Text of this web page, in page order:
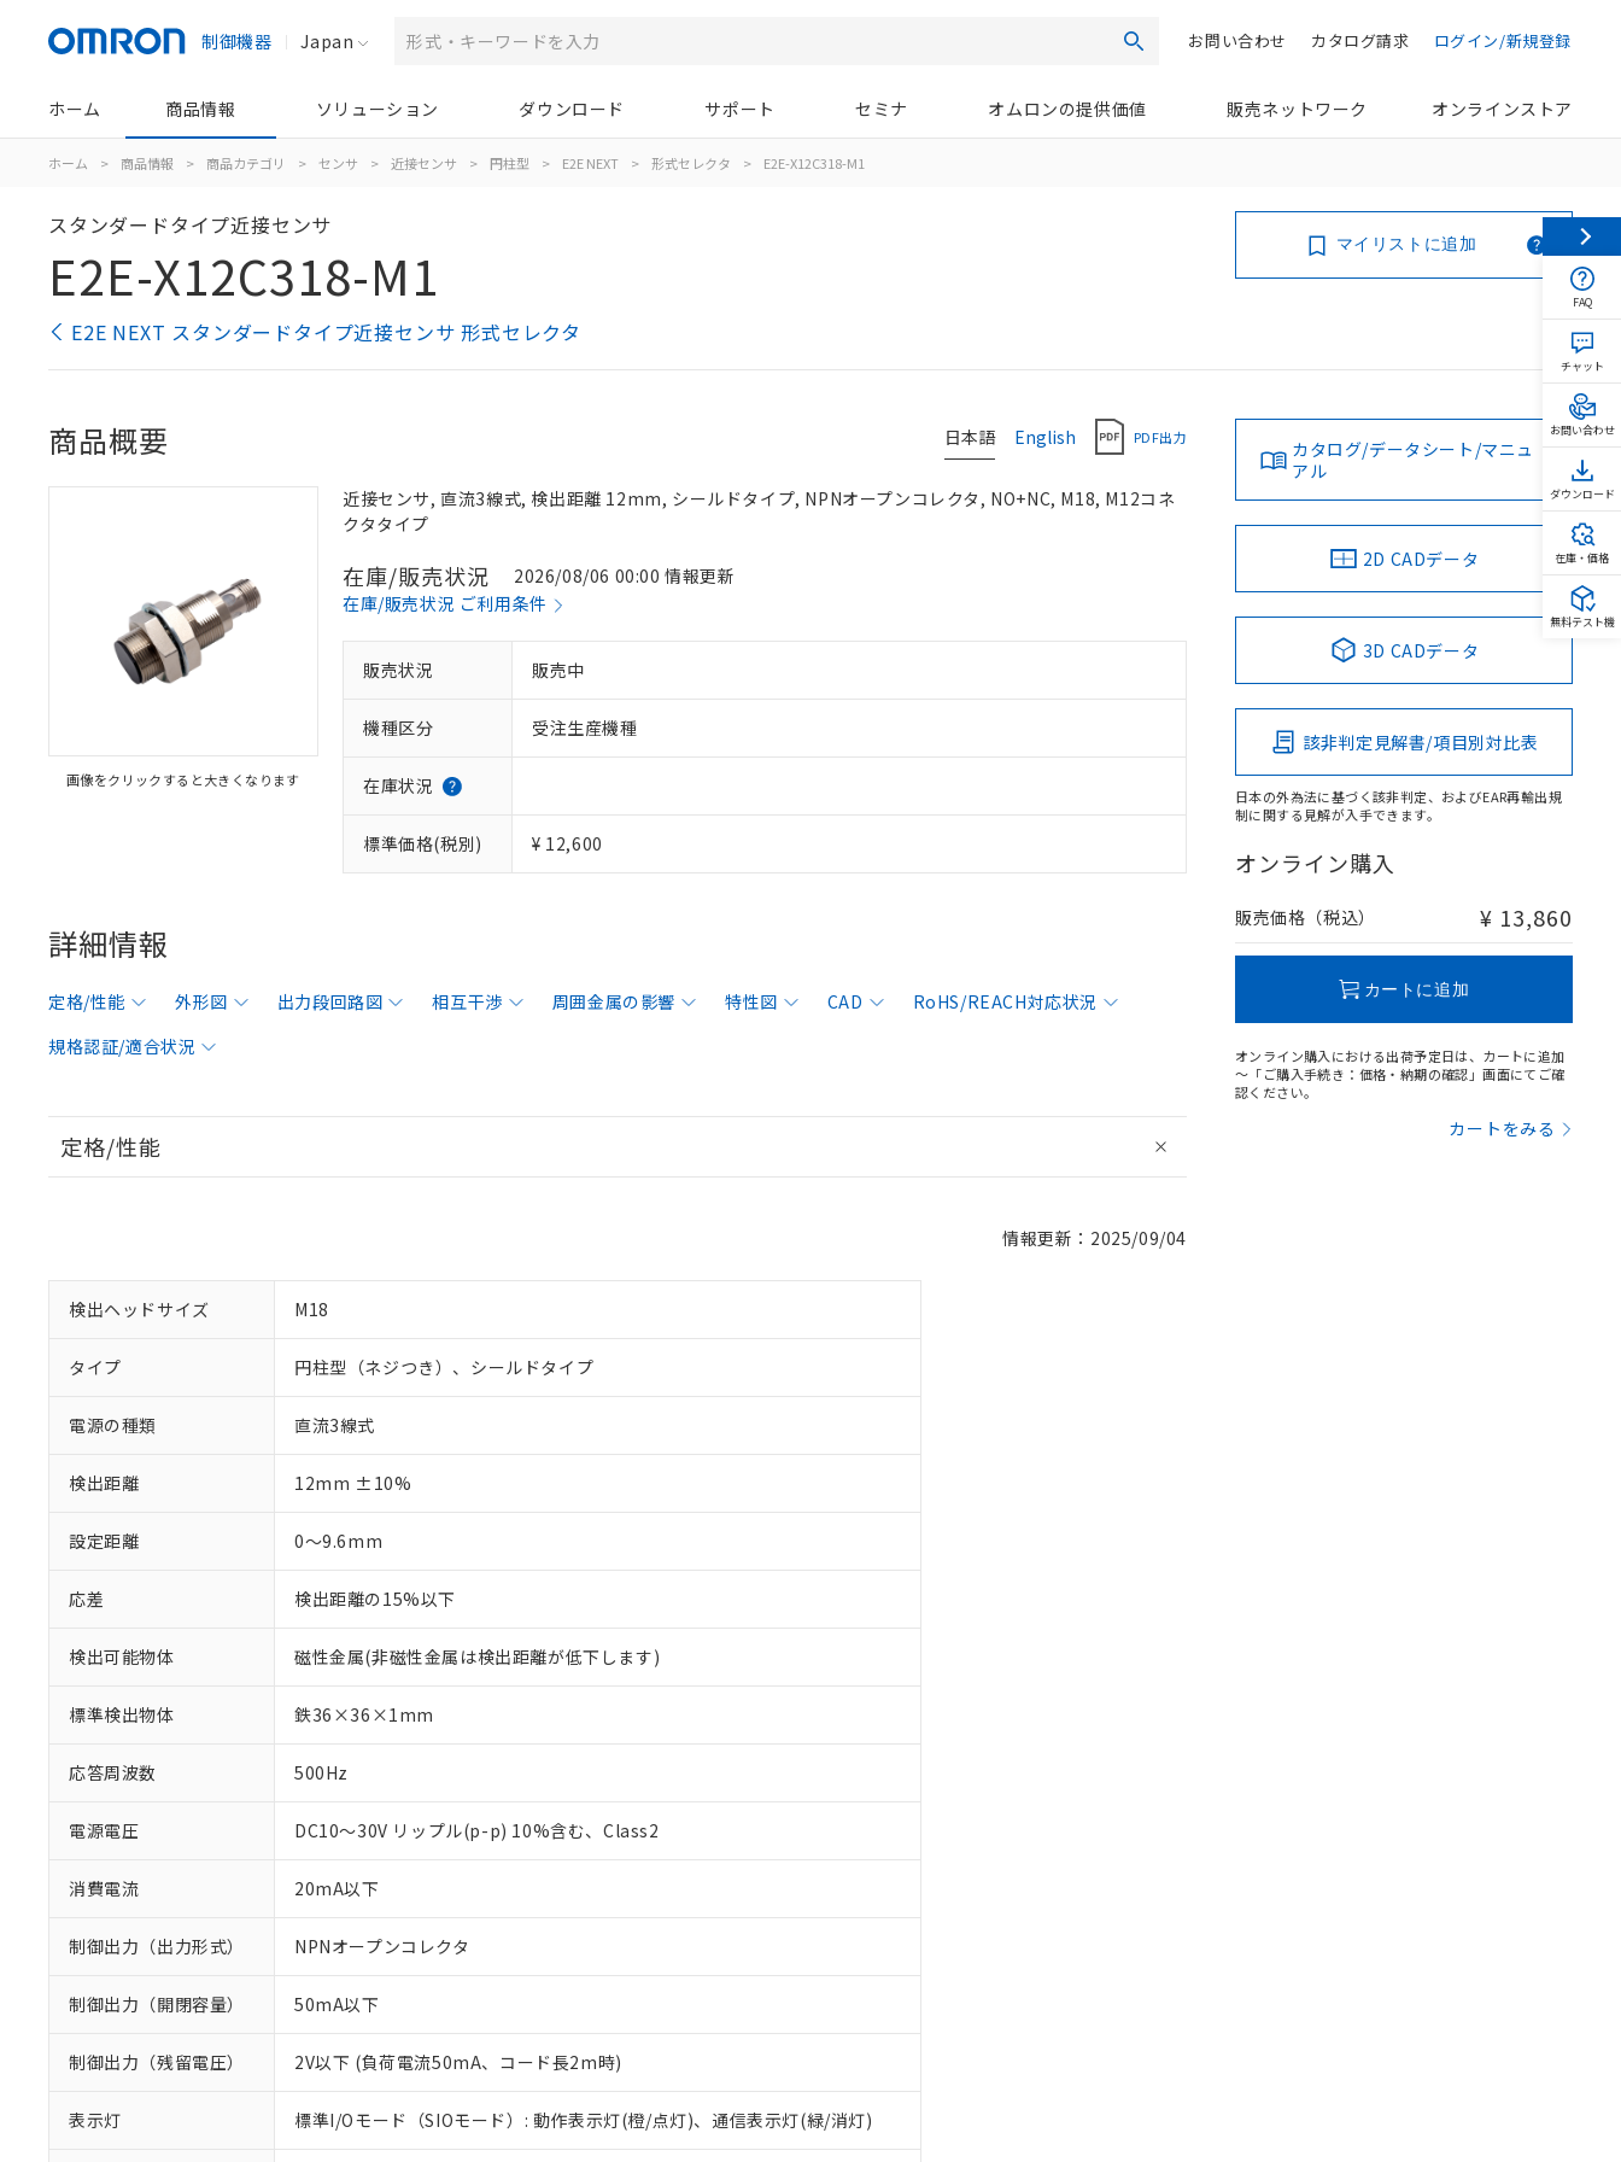
制御機器 Japan 検索 ログイン/新規登録
カタログ請求
お問い合わせ
ホーム 商品情報 ソリューション ダウンロード サポート セミナ オムロンの提供価値 販売ネットワーク オンラインストア
ホーム > 商品情報 > 商品カテゴリ > センサ > 近接センサ > 円柱型 > E2E NEXT > 形式セレクタ > E2E-X12C318-M1
スタンダードタイプ近接センサ
E2E-X12C318-M1
E2E NEXT スタンダードタイプ近接センサ 形式セレクタ
マイリストに追加
日本語 English PDF出力
商品概要
画像をクリックすると大きくなります
近接センサ, 直流3線式, 検出距離 12mm, シールドタイプ, NPNオープンコレクタ, NO+NC, M18, M12コネ
クタタイプ
在庫/販売状況
2026/08/06 00:00 情報更新
在庫/販売状況 ご利用条件
販売状況 販売中
機種区分 受注生産機種
在庫状況
標準価格(税別) ¥ 12,600
詳細情報
定格/性能 外形図 出力段回路図 相互干渉 周囲金属の影響 特性図 CAD
RoHS/REACH対応状況
規格認証/適合状況
定格/性能
情報更新：2025/09/04
検出ヘッドサイズ M18
タイプ 円柱型（ネジつき）、シールドタイプ
電源の種類 直流3線式
検出距離 12mm ±10%
設定距離 0～9.6mm
応差 検出距離の15%以下
検出可能物体 磁性金属(非磁性金属は検出距離が低下します)
標準検出物体 鉄36×36×1mm
応答周波数 500Hz
電源電圧 DC10～30V リップル(p-p) 10%含む、Class2
消費電流 20mA以下
制御出力（出力形式） NPNオープンコレクタ
制御出力（開閉容量） 50mA以下
制御出力（残留電圧） 2V以下 (負荷電流50mA、コード長2m時)
表示灯 標準I/Oモード（SIOモード）: 動作表示灯(橙/点灯)、通信表示灯(緑/消灯)
カタログ/データシート/マニュ
アル
2D CADデータ
3D CADデータ
該非判定見解書/項目別対比表
日本の外為法に基づく該非判定、およびEAR再輸出規
制に関する見解が入手できます。
オンライン購入
販売価格（税込） ¥ 13,860
カートに追加
オンライン購入における出荷予定日は、カートに追加
～「ご購入手続き：価格・納期の確認」画面にてご確
認ください。
カートをみる
※1 対応状況
対応済み：EU RoHS指令（10物質）の非含有に対応した製品が提供可能な商品です。
対応予定：EU RoHS指令（10物質）の非含有に対応した製品に切り替える予定のある商品です。
対応予定なし：EU RoHS指令（10物質）の非含有に非対応の商品で、対応品を出す予定はありません。
FAQ
チャット
お問い合わせ
ダウンロード
在庫・価格
無料テスト機